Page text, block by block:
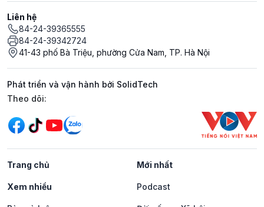
Liên hệ
84-24-39365555
84-24-39342724
41-43 phố Bà Triệu, phường Cửa Nam, TP. Hà Nội
Phát triển và vận hành bởi SolidTech
Mạng xã hội
Theo dõi:
Trang chủ Mới nhất
Xem nhiều Podcast